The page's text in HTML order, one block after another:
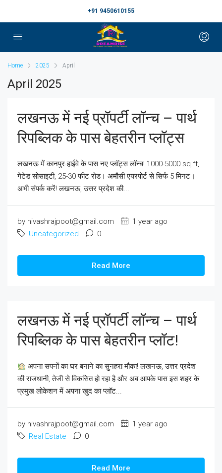
+91 9450610155
Home 2025 April
April 2025
लखनऊ में नई प्रॉपर्टी लॉन्च – पार्थ
रिपब्लिक के पास बेहतरीन प्लॉट्स
लखनऊ में कानपुर-हाईवे के पास नए प्लॉट्स लॉन्च! 1000-5000 sq.ft,
गेटेड सोसाइटी, 25-30 फीट रोड। अमौसी एयरपोर्ट से सिर्फ 5 मिनट।
अभी संपर्क करें! लखनऊ, उत्तर प्रदेश की...
by nivashrajpoot@gmail.com
1 year ago
Uncategorized
0
Read More
लखनऊ में नई प्रॉपर्टी लॉन्च – पार्थ
रिपब्लिक के पास बेहतरीन प्लॉट!
अपना सपनों का घर बनाने का सुनहरा मौका! लखनऊ, उत्तर प्रदेश
की राजधानी, तेजी से विकसित हो रहा है और अब आपके पास इस शहर के
प्रमुख लोकेशन में अपना खुद का प्लॉट...
by nivashrajpoot@gmail.com
1 year ago
Real Estate
0
Read More